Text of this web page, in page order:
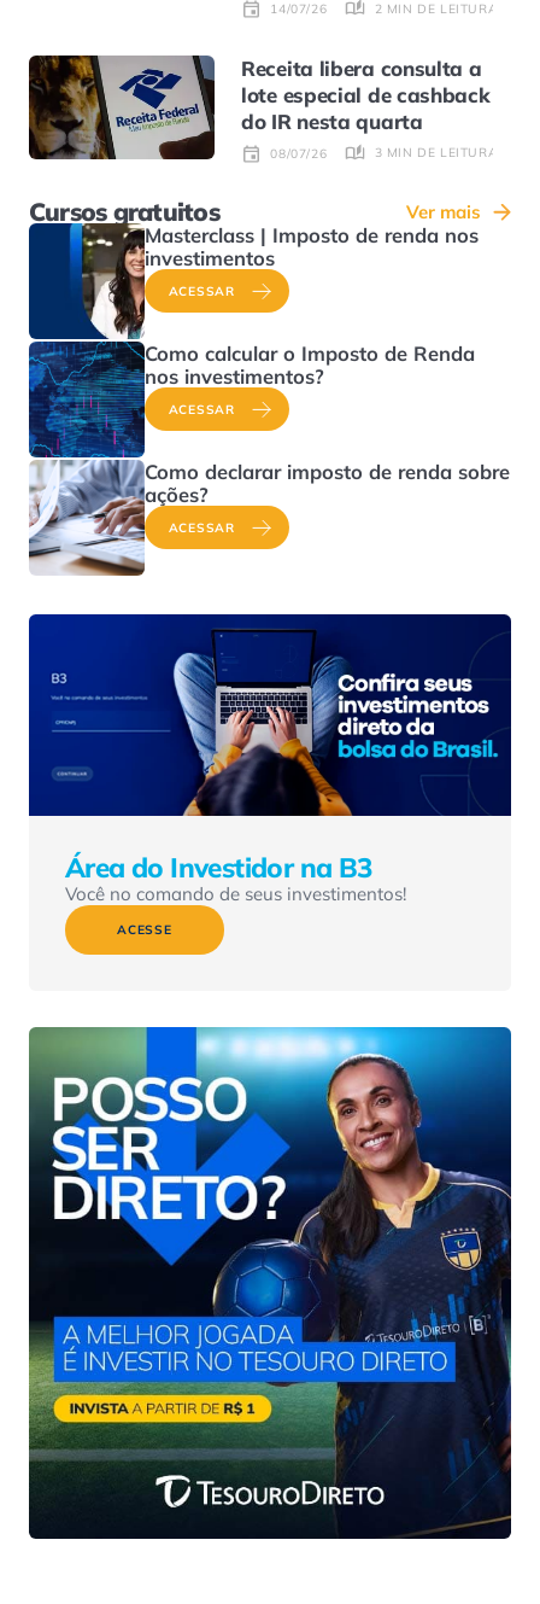
14/07/26 2 MIN DE LEITURA
Receita libera consulta a
lote especial de cashback
do IR nesta quarta
08/07/26 3 MIN DE LEITURA
Cursos gratuitos Ver mais
Masterclass | Imposto de renda nos
investimentos
ACESSAR
Como calcular o Imposto de Renda
nos investimentos?
ACESSAR
Como declarar imposto de renda sobre
ações?
ACESSAR
Área do Investidor na B3
Você no comando de seus investimentos!
ACESSE